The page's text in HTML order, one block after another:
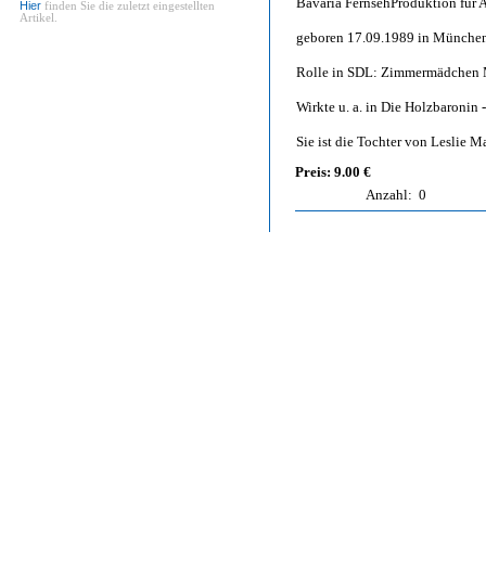
Hier finden Sie die zuletzt eingestellten
Artikel.
geboren 17.09.1989 in
Rolle in SDL: Zimmermädchen
Wirkte u. a. in Die Holzbaronin
Sie ist die Tochter von Leslie
Preis: 9.00 €
Anzahl: 0